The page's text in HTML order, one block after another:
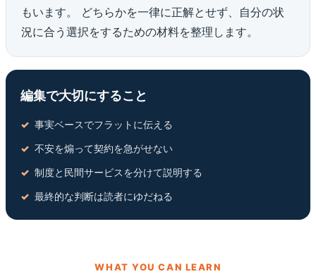
もいます。 どちらかを一律に正解とせず、自分の状
況に合う選択をするための材料を整理します。
編集で大切にすること
事実ベースでフラットに伝える
不安を煽って契約を急がせない
制度と民間サービスを分けて説明する
最終的な判断は読者にゆだねる
WHAT YOU CAN LEARN